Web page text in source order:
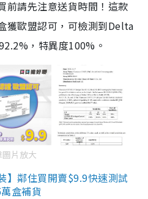
前請先注意送貨時間！這款
獲歐盟認可，可檢測到Delta
，特異度100%。
圖片放大
】鄰住買開賣$9.9快速測試
盒補貨